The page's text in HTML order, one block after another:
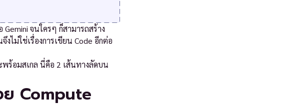
จนใครๆ ก็สามารถสร้าง
ม่ใช่เรื่องการเขียน Code อีกต่อ
ร้อมสเกล นี่คือ 2 เส้นทางลัดบน
Compute